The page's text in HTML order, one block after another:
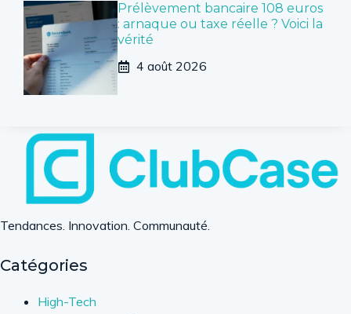
Prélèvement bancaire 108 euros
: arnaque ou taxe réelle ? Voici la
vérité
4 août 2026
Tendances. Innovation. Communauté.
Catégories
High-Tech